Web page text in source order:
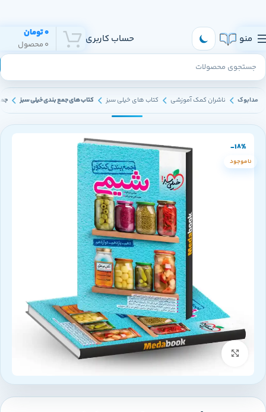
منو حساب کاربری 0 محصول
0تومان
مدابوک ناشران کمک آموزشی کتاب های خیلی سبز کتاب های جمع بندی خیلی سبز
-18%
ناموجود
بزرگنمایی تصویر